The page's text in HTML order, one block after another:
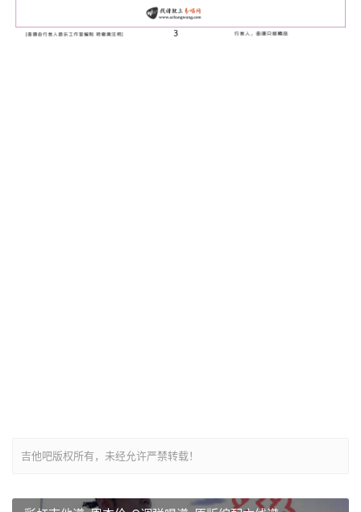
吉他吧版权所有，未经允许严禁转载！